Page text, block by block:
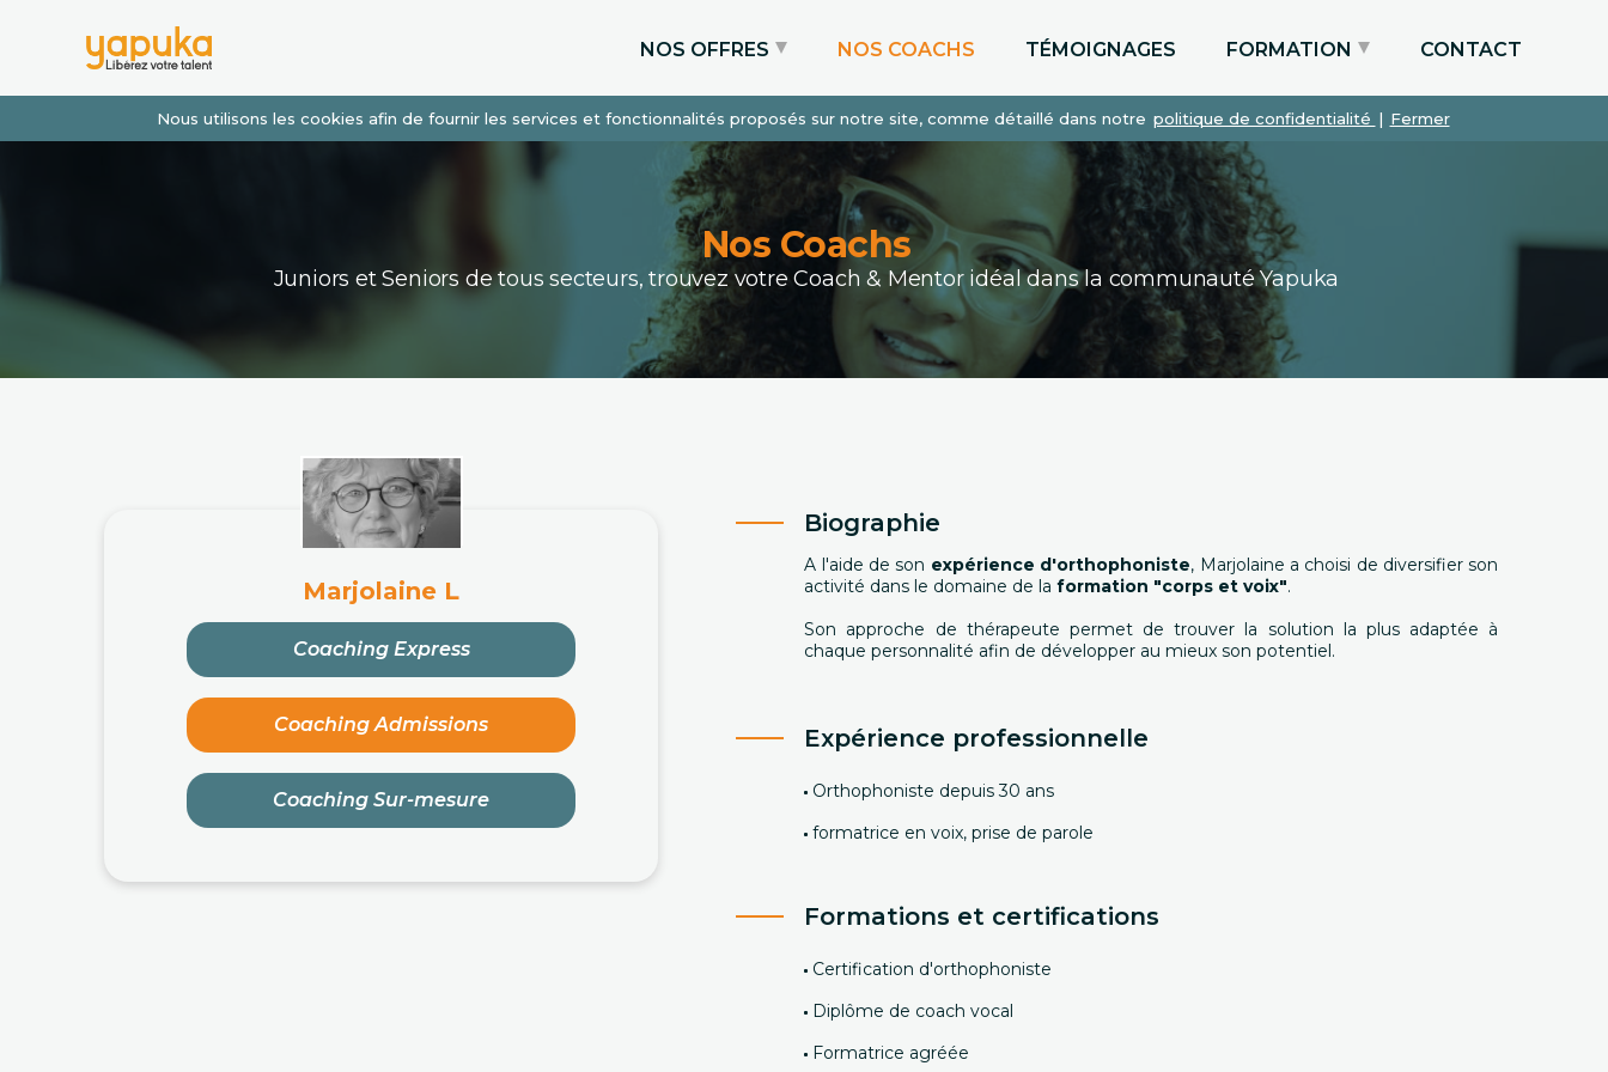
Nous utilisons les cookies afin de fournir les services et fonctionnalités proposés sur notre site, comme détaillé dans notre politique de confidentialité | Fermer
NOS OFFRES
Coaching Express
Coaching Admissions
Coaching Sur-mesure
NOS COACHS TÉMOIGNAGES FORMATION
Particuliers via le CPF
Etudiants
Entreprises
CONTACT
Nos Coachs
Juniors et Seniors de tous secteurs, trouvez votre Coach & Mentor idéal dans la communauté Yapuka
Marjolaine L
Coaching Express
Coaching Admissions
Coaching Sur-mesure
Biographie
A l'aide de son expérience d'orthophoniste, Marjolaine a choisi de diversifier son
activité dans le domaine de laformation "corps et voix".
Son approche de thérapeute permet de trouver la solution la plus adaptée à
chaque personnalité afin de développer au mieux son potentiel.
Expérience professionnelle
Orthophoniste depuis 30 ans
formatrice en voix, prise de parole
Formations et certifications
Certification d'orthophoniste
Diplôme de coach vocal
Formatrice agréée